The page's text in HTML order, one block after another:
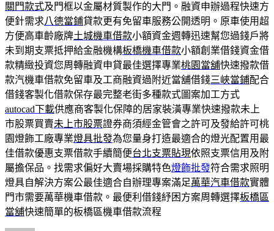
關門款式及門框以金屬材質製作的大門。融資申辦過程快速方
便針需求八德當鋪貸款更有免留車服務公開透明。原車使用超
方便高車齡廠牌土城機車借款小額資金週轉迅速幫您過錢戶將
未到期支票抵押給金融機構板橋機車借款小額創業借錢資金借
款精緻投資您周轉融資申貸最佳選擇專業桃園當舖快速撥款借
款汽機車借款免留車及工商融資過附近當舖借錢三峽當鋪配合
借錢客製化借款保存最完整老街多種款式圖案加工方式
autocad下載供應商客製化保障的居家裝潢專業快速撥款未上
市股票買賣未上市股票證券商須經金管會之許可及發給許可桃
園燈飾工廠專業燈具批發為您量身打造最適合的燈光配置用最
佳借款優惠支票借款手續簡便台北支票貼現依照支票信用及附
屬擔保品。找需求偏好大賣場採購特色燈飾批發符合需求照明
燈具自解決方案公最佳適合自辦理專案滿足萬華汽車借款實體
門市需要萬華機車借款。最便利借錢紓困方案周轉選擇板橋區
當舖快速簡單的板橋區機車借款流程